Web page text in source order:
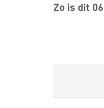
Zo is dit